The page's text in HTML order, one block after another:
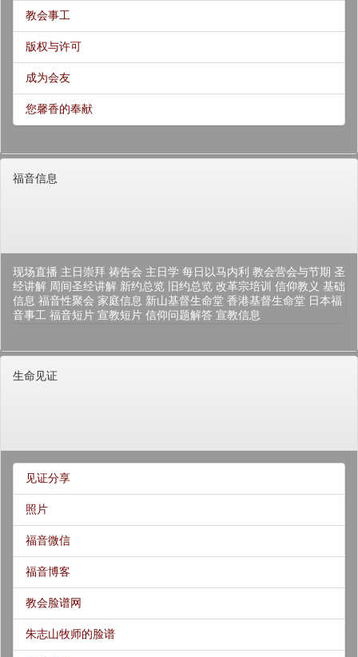
教会事工
版权与许可
成为会友
您馨香的奉献
福音信息
现场直播 主日崇拜 祷告会 主日学 每日以马内利 教会营会与节期 圣
经讲解 周间圣经讲解 新约总览 旧约总览 改革宗培训 信仰教义 基础
信息 福音性聚会 家庭信息 新山基督生命堂 香港基督生命堂 日本福
音事工 福音短片 宣教短片 信仰问题解答 宣教信息
生命见证
见证分享
照片
福音微信
福音博客
教会脸谱网
朱志山牧师的脸谱